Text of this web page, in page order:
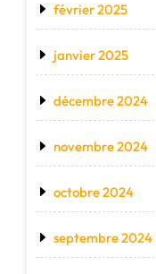
février 2025
janvier 2025
décembre 2024
novembre 2024
octobre 2024
septembre 2024